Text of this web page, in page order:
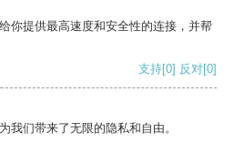
你提供最高速度和安全性的连接，并帮
支持[0] 反对[0]
我们带来了无限的隐私和自由。